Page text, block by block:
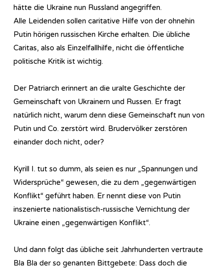
hätte die Ukraine nun Russland angegriffen.
Alle Leidenden sollen caritative Hilfe von der ohnehin
Putin hörigen russischen Kirche erhalten. Die übliche
Caritas, also als Einzelfallhilfe, nicht die öffentliche
politische Kritik ist wichtig.
Der Patriarch erinnert an die uralte Geschichte der
Gemeinschaft von Ukrainern und Russen. Er fragt
natürlich nicht, warum denn diese Gemeinschaft nun von
Putin und Co. zerstört wird. Brudervölker zerstören
einander doch nicht, oder?
Kyrill I. tut so dumm, als seien es nur „Spannungen und
Widersprüche“ gewesen, die zu dem „gegenwärtigen
Konflikt“ geführt haben. Er nennt diese von Putin
inszenierte nationalistisch-russische Vernichtung der
Ukraine einen „gegenwärtigen Konflikt“.
Und dann folgt das übliche seit Jahrhunderten vertraute
Bla Bla der so genanten Bittgebete: Dass doch die